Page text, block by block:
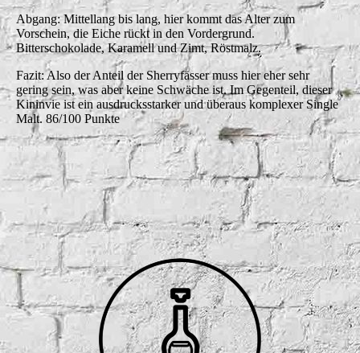
Abgang: Mittellang bis lang, hier kommt das Alter zum
Vorschein, die Eiche rückt in den Vordergrund.
Bitterschokolade, Karamell und Zimt, Röstmalz.
Fazit: Also der Anteil der Sherryfässer muss hier eher sehr
gering sein, was aber keine Schwäche ist. Im Gegenteil, dieser
Kininvie ist ein ausdrucksstarker und überaus komplexer Single
Malt. 86/100 Punkte